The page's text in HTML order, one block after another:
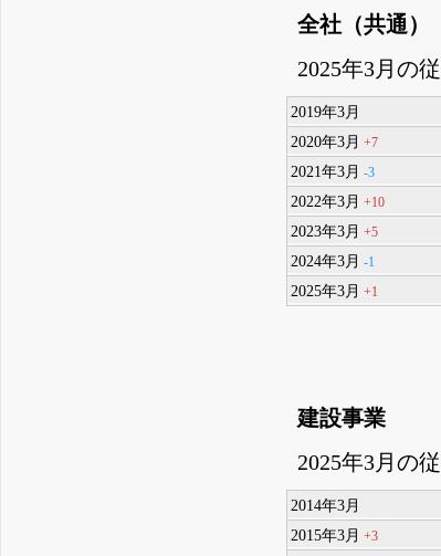
全社（共通）
2025年3月の
2019年3月
2020年3月+7
2021年3月-3
2022年3月+10
2023年3月+5
2024年3月-1
2025年3月+1
建設事業
2025年3月の
2014年3月
2015年3月+3